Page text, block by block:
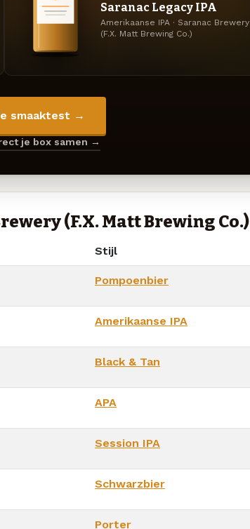
Saranac Legacy IPA
Amerikaanse IPA · Saranac Brewery
(F.X. Matt Brewing Co.)
smaaktest →
je box samen →
(F.X. Matt Brewing Co.)
Stijl
Pompoenbier
Amerikaanse IPA
Black & Tan
APA
Session IPA
Schwarzbier
Porter